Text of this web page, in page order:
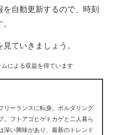
自動更新するので、時刻
ていきましょう。
による収益を得ています
リーランスに転身。ボルダリング
。フトアゴヒゲトカゲと二人暮ら
深い興味があり、最新のトレンド